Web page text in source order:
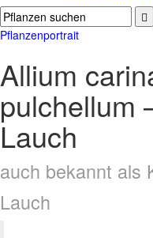
Pflanzenportrait
Allium
pulchellum
Lauch
auch bekannt als
Lauch